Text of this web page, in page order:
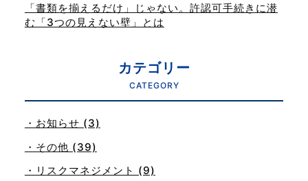
「書類を揃えるだけ」じゃない。許認可手続きに潜
む「3つの見えない壁」とは
カテゴリー
CATEGORY
・お知らせ (3)
・その他 (39)
・リスクマネジメント (9)